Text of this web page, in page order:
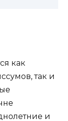
как
так и
и